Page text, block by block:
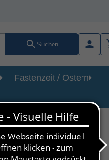
Suchen
Fastenzeit / Ostern